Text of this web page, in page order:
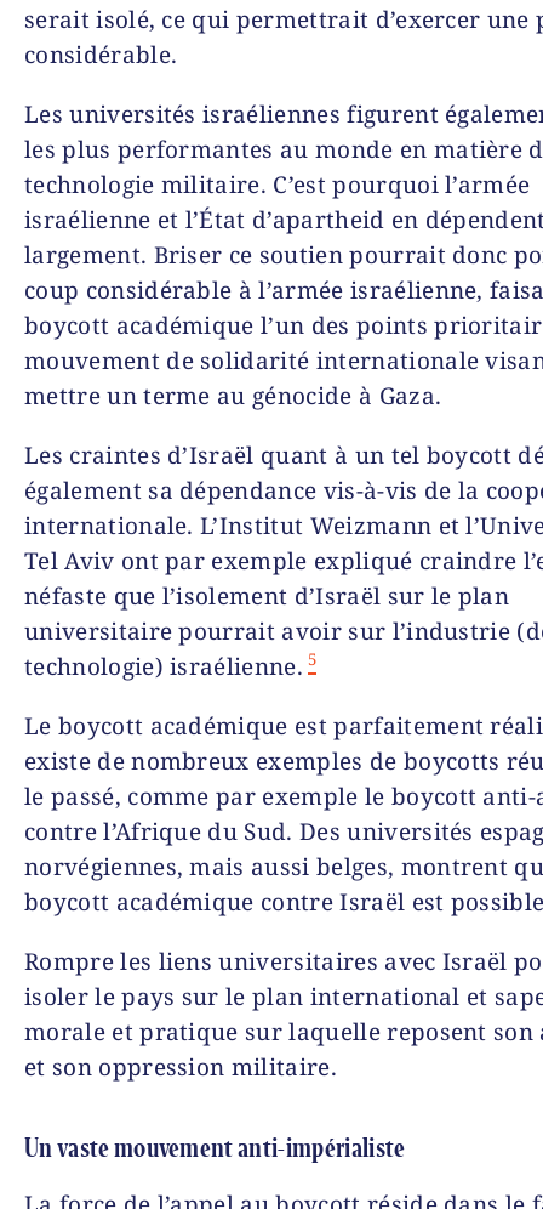
serait isolé, ce qui permettrait d’exercer une
considérable.
Les universités israéliennes figurent
les plus performantes au monde en matière
technologie militaire. C’est pourquoi l’armée
israélienne et l’État d’apartheid en
largement. Briser ce soutien pourrait donc
coup considérable à l’armée israélienne,
boycott académique l’un des points
mouvement de solidarité internationale
mettre un terme au génocide à Gaza.
Les craintes d’Israël quant à un tel boycott
également sa dépendance vis-à-vis de la
internationale. L’Institut Weizmann et
Tel Aviv ont par exemple expliqué craindre
néfaste que l’isolement d’Israël sur le plan
universitaire pourrait avoir sur l’industrie
technologie) israélienne. 5
Le boycott académique est parfaitement
existe de nombreux exemples de boycotts
le passé, comme par exemple le boycott
contre l’Afrique du Sud. Des universités
norvégiennes, mais aussi belges, montrent
boycott académique contre Israël est
Rompre les liens universitaires avec Israël
isoler le pays sur le plan international et
morale et pratique sur laquelle reposent
et son oppression militaire.
Un vaste mouvement anti-impérialiste